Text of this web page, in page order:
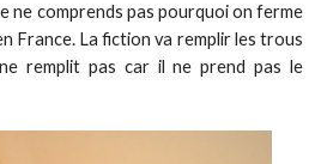
ne comprends pas pourquoi on ferme
France. La fiction va remplir les trous
remplit pas car il ne prend pas le